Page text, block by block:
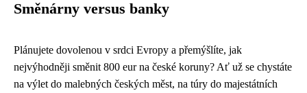
Směnárny versus banky
Plánujete dovolenou v srdci Evropy a přemýšlíte, jak
nejvýhodněji směnit 800 eur na české koruny? Ať už se chystáte
na výlet do malebných českých měst, na túry do majestátních